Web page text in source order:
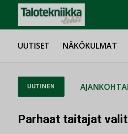
UUTISET NÄKÖKULMAT
UUTINEN
Parhaat taitajat